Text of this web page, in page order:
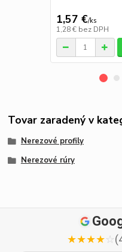
1,57 €/ks
1,28 € bez DPH
Tovar zaradený v
Nerezové profily
Nerezové rúry
★★★★☆